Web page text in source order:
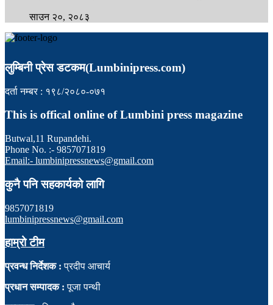
साउन २०, २०८३
लुम्बिनी प्रेस डटकम(Lumbinipress.com)
दर्ता नम्बर : १९८/२०८०-०७१
This is offical online of Lumbini press magazine
Butwal,11 Rupandehi.
Phone No. :- 9857071819
Email:- lumbinipressnews@gmail.com
कुनै पनि सहकार्यको लागि
9857071819
lumbinipressnews@gmail.com
हाम्रो टीम
प्रवन्ध निर्देशक : प्रदीप आचार्य
प्रधान सम्पादक : पूजा पन्थी